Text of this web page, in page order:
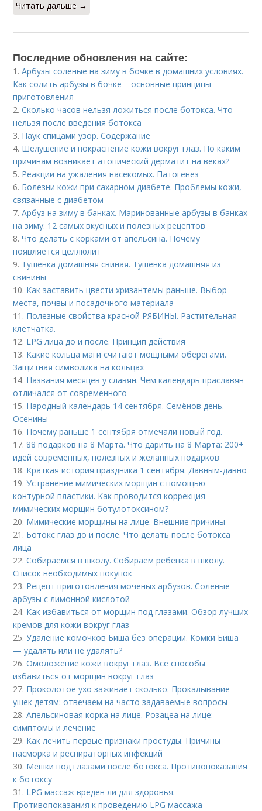
Читать дальше →
Последние обновления на сайте:
1.Арбузы соленые на зиму в бочке в домашних условиях.
Как солить арбузы в бочке – основные принципы
приготовления
2.Сколько часов нельзя ложиться после ботокса. Что
нельзя после введения ботокса
3. Паук спицами узор. Содержание
4. Шелушение и покраснение кожи вокруг глаз. По каким
причинам возникает атопический дерматит на веках?
5. Реакции на ужаления насекомых. Патогенез
6. Болезни кожи при сахарном диабете. Проблемы кожи,
связанные с диабетом
7.Арбуз на зиму в банках. Маринованные арбузы в банках
на зиму: 12 самых вкусных и полезных рецептов
8.Что делать с корками от апельсина. Почему
появляется целлюлит
9. Тушенка домашняя свиная. Тушенка домашняя из
свинины
10. Как заставить цвести хризантемы раньше. Выбор
места, почвы и посадочного материала
11. Полезные свойства красной РЯБИНЫ. Растительная
клетчатка.
12. LPG лица до и после. Принцип действия
13. Какие кольца маги считают мощными оберегами.
Защитная символика на кольцах
14. Названия месяцев у славян. Чем календарь праславян
отличался от современного
15. Народный календарь 14 сентября. Семёнов день.
Осенины
16. Почему раньше 1 сентября отмечали новый год.
17.88 подарков на 8 Марта. Что дарить на 8 Марта: 200+
идей современных, полезных и желанных подарков
18. Краткая история праздника 1 сентября. Давным-давно
19.Устранение мимических морщин с помощью
контурной пластики. Как проводится коррекция
мимических морщин ботулотоксином?
20. Мимические морщины на лице. Внешние причины
21. Ботокс глаз до и после. Что делать после ботокса
лица
22.Собираемся в школу. Собираем ребёнка в школу.
Список необходимых покупок
23. Рецепт приготовления моченых арбузов. Соленые
арбузы с лимонной кислотой
24. Как избавиться от морщин под глазами. Обзор лучших
кремов для кожи вокруг глаз
25.Удаление комочков Биша без операции. Комки Биша
— удалять или не удалять?
26.Омоложение кожи вокруг глаз. Все способы
избавиться от морщин вокруг глаз
27. Проколотое ухо заживает сколько. Прокалывание
ушек детям: отвечаем на часто задаваемые вопросы
28.Апельсиновая корка на лице. Розацеа на лице:
симптомы и лечение
29. Как лечить первые признаки простуды. Причины
насморка и респираторных инфекций
30. Мешки под глазами после ботокса. Противопоказания
к ботоксу
31. LPG массаж вреден ли для здоровья.
Противопоказания к проведению LPG массажа